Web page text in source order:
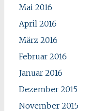
Mai 2016
April 2016
März 2016
Februar 2016
Januar 2016
Dezember 2015
November 2015